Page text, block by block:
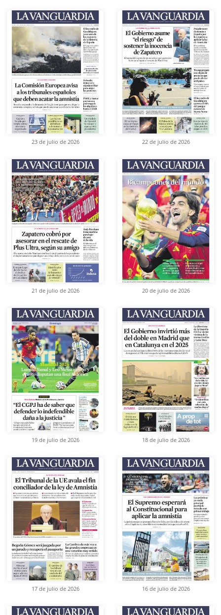
23 de julio de 2026 22 de julio de 2026
21 de julio de 2026 20 de julio de 2026
19 de julio de 2026 18 de julio de 2026
17 de julio de 2026 16 de julio de 2026